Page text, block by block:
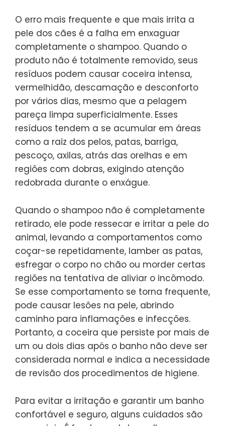
O erro mais frequente e que mais irrita a
pele dos cães é a falha em enxaguar
completamente o shampoo. Quando o
produto não é totalmente removido, seus
resíduos podem causar coceira intensa,
vermelhidão, descamação e desconforto
por vários dias, mesmo que a pelagem
pareça limpa superficialmente. Esses
resíduos tendem a se acumular em áreas
como a raiz dos pelos, patas, barriga,
pescoço, axilas, atrás das orelhas e em
regiões com dobras, exigindo atenção
redobrada durante o enxágue.
Quando o shampoo não é completamente
retirado, ele pode ressecar e irritar a pele do
animal, levando a comportamentos como
coçar-se repetidamente, lamber as patas,
esfregar o corpo no chão ou morder certas
regiões na tentativa de aliviar o incômodo.
Se esse comportamento se torna frequente,
pode causar lesões na pele, abrindo
caminho para inflamações e infecções.
Portanto, a coceira que persiste por mais de
um ou dois dias após o banho não deve ser
considerada normal e indica a necessidade
de revisão dos procedimentos de higiene.
Para evitar a irritação e garantir um banho
confortável e seguro, alguns cuidados são